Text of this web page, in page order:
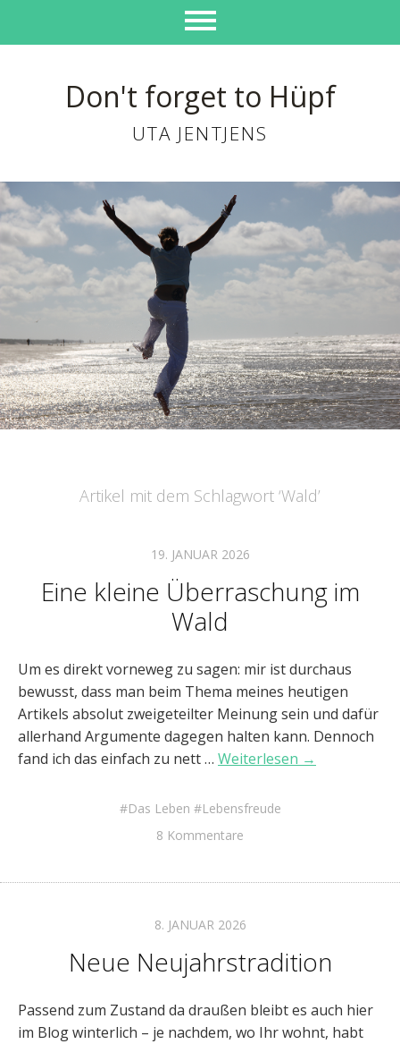
Don't forget to Hüpf
UTA JENTJENS
Artikel mit dem Schlagwort ‘Wald’
19. JANUAR 2026
Eine kleine Überraschung im
Wald
Um es direkt vorneweg zu sagen: mir ist durchaus
bewusst, dass man beim Thema meines heutigen
Artikels absolut zweigeteilter Meinung sein und dafür
allerhand Argumente dagegen halten kann. Dennoch
fand ich das einfach zu nett … Weiterlesen →
Das Leben
Lebensfreude
8 Kommentare
8. JANUAR 2026
Neue Neujahrstradition
Passend zum Zustand da draußen bleibt es auch hier
im Blog winterlich – je nachdem, wo Ihr wohnt, habt